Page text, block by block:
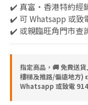
✔️ 真富‧香港特約經
✔️ 可 Whatsapp 或致
✔️ 或親臨旺角門市查
指定商品，🚚 免費送
樓梯及推路/偏遠地方)
Whatsapp 或致電